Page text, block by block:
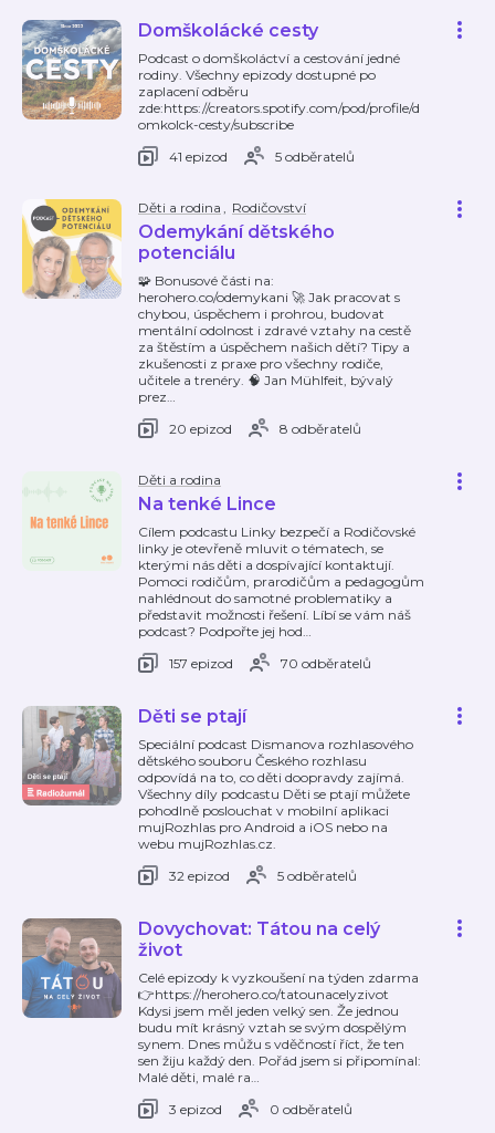
Domškolácké cesty
Podcast o domškoláctví a cestování jedné
rodiny. Všechny epizody dostupné po
zaplacení odběru
zde:https://creators.spotify.com/pod/profile/d
omkolck-cesty/subscribe
41 epizod
5 odběratelů
Děti a rodina , Rodičovství
Odemykání dětského
potenciálu
🧩 Bonusové části na:
herohero.co/odemykani 🚀 Jak pracovat s
chybou, úspěchem i prohrou, budovat
mentální odolnost i zdravé vztahy na cestě
za štěstím a úspěchem našich dětí? Tipy a
zkušenosti z praxe pro všechny rodiče,
učitele a trenéry. 🧠 Jan Mühlfeit, bývalý
prez…
20 epizod
8 odběratelů
Děti a rodina
Na tenké Lince
Cílem podcastu Linky bezpečí a Rodičovské
linky je otevřeně mluvit o tématech, se
kterými nás děti a dospívající kontaktují.
Pomoci rodičům, prarodičům a pedagogům
nahlédnout do samotné problematiky a
představit možnosti řešení. Líbí se vám náš
podcast? Podpořte jej hod…
157 epizod
70 odběratelů
Děti se ptají
Speciální podcast Dismanova rozhlasového
dětského souboru Českého rozhlasu
odpovídá na to, co děti doopravdy zajímá.
Všechny díly podcastu Děti se ptají můžete
pohodlně poslouchat v mobilní aplikaci
mujRozhlas pro Android a iOS nebo na
webu mujRozhlas.cz.
32 epizod
5 odběratelů
Dovychovat: Tátou na celý
život
Celé epizody k vyzkoušení na týden zdarma
👉https://herohero.co/tatounacelyzivot
Kdysi jsem měl jeden velký sen. Že jednou
budu mít krásný vztah se svým dospělým
synem. Dnes můžu s vděčností říct, že ten
sen žiju každý den. Pořád jsem si připomínal:
Malé děti, malé ra…
3 epizod
0 odběratelů